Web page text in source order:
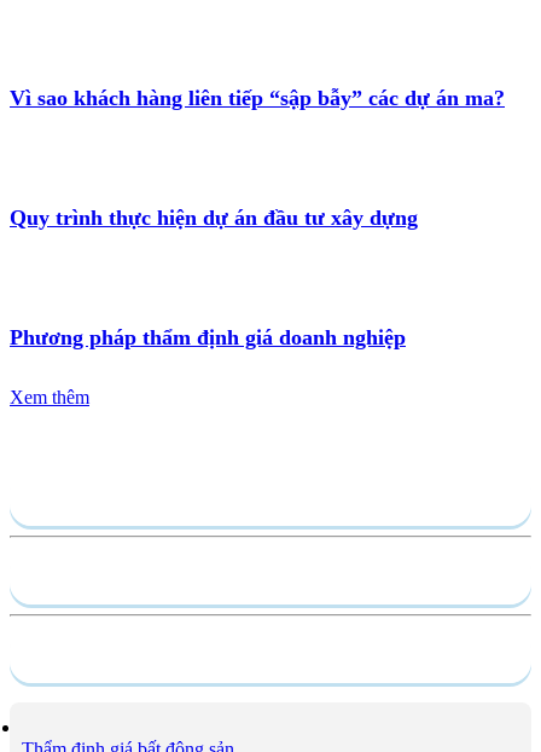
Vì sao khách hàng liên tiếp “sập bẫy” các dự án ma?
Quy trình thực hiện dự án đầu tư xây dựng
Phương pháp thẩm định giá doanh nghiệp
Xem thêm